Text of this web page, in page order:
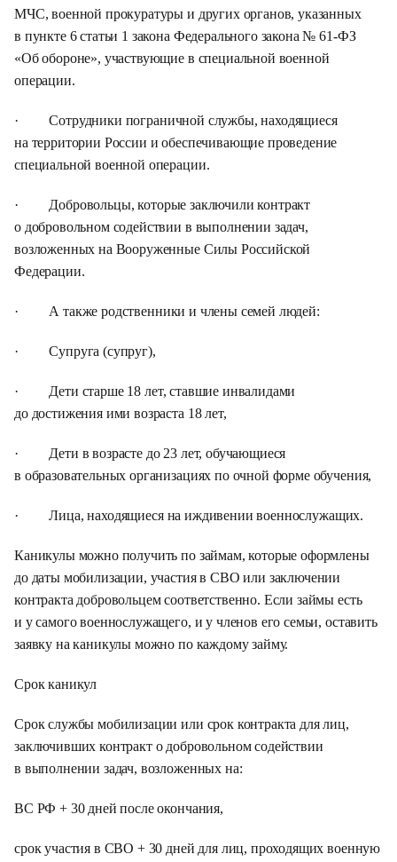
МЧС, военной прокуратуры и других органов, указанных
в пункте 6 статьи 1 закона Федерального закона № 61-ФЗ
«Об обороне», участвующие в специальной военной
операции.
· Сотрудники пограничной службы, находящиеся
на территории России и обеспечивающие проведение
специальной военной операции.
· Добровольцы, которые заключили контракт
о добровольном содействии в выполнении задач,
возложенных на Вооруженные Силы Российской
Федерации.
· А также родственники и члены семей людей:
· Супруга (супруг),
· Дети старше 18 лет, ставшие инвалидами
до достижения ими возраста 18 лет,
· Дети в возрасте до 23 лет, обучающиеся
в образовательных организациях по очной форме обучения,
· Лица, находящиеся на иждивении военнослужащих.
Каникулы можно получить по займам, которые оформлены
до даты мобилизации, участия в СВО или заключении
контракта добровольцем соответственно. Если займы есть
и у самого военнослужащего, и у членов его семьи, оставить
заявку на каникулы можно по каждому займу.
Срок каникул
Срок службы мобилизации или срок контракта для лиц,
заключивших контракт о добровольном содействии
в выполнении задач, возложенных на:
ВС РФ + 30 дней после окончания,
срок участия в СВО + 30 дней для лиц, проходящих военную